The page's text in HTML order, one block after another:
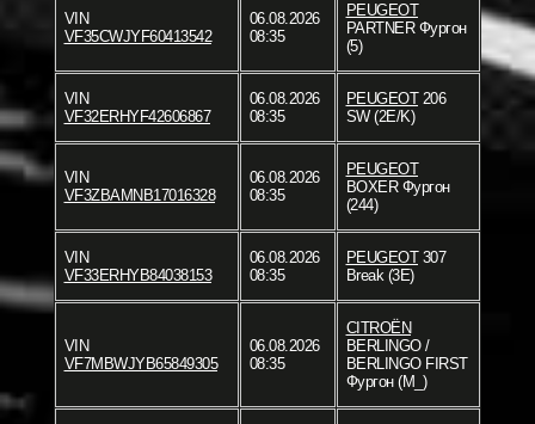
VIN
VF35CWJYF60413542
06.08.2026
08:35
PEUGEOT
PARTNER Фургон
(5)
VIN
VF32ERHYF42606867
06.08.2026
08:35
PEUGEOT206
SW (2E/K)
VIN
VF3ZBAMNB17016328
06.08.2026
08:35
PEUGEOT
BOXER Фургон
(244)
VIN
VF33ERHYB84038153
06.08.2026
08:35
PEUGEOT307
Break (3E)
VIN
VF7MBWJYB65849305
06.08.2026
08:35
CITROËN
BERLINGO /
BERLINGO FIRST
Фургон (M_)